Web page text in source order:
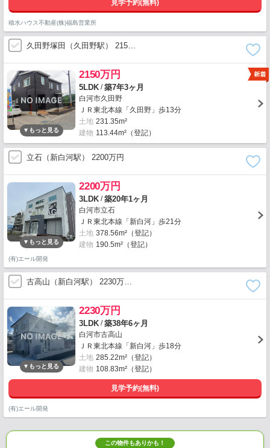
見学予約(無料)
積水ハウス不動産(株)福島営業所
久田野塚田（久田野駅） 215…
2150万円
5LDK /築7年3ヶ月
白河市久田野
ＪＲ東北本線「久田野」歩13分
土地 231.35m²
建物 113.44m²（登記）
立石（新白河駅） 2200万円
2200万円
3LDK /築20年1ヶ月
白河市立石
ＪＲ東北本線「新白河」歩21分
土地 378.56m²（登記）
建物 190.5m²（登記）
(有)エール開発
古高山（新白河駅） 2230万…
2230万円
3LDK /築38年6ヶ月
白河市古高山
ＪＲ東北本線「新白河」歩18分
土地 285.22m²（登記）
建物 108.83m²（登記）
見学予約(無料)
(有)エール開発
この物件もありかも！